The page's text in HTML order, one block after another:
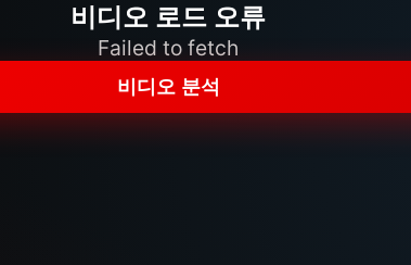
비디오 로드 오류
Failed to fetch
비디오 분석